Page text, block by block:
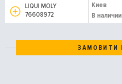
LIQUI MOLY
76608972
Киев
В наличии
ЗАМОВИТИ